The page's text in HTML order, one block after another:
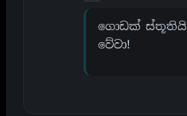
ගොඩක් ස්තූතියි
වේවා!